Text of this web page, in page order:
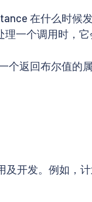
在什么时候
一个调用时，
个返回布尔值的
开发。例如，